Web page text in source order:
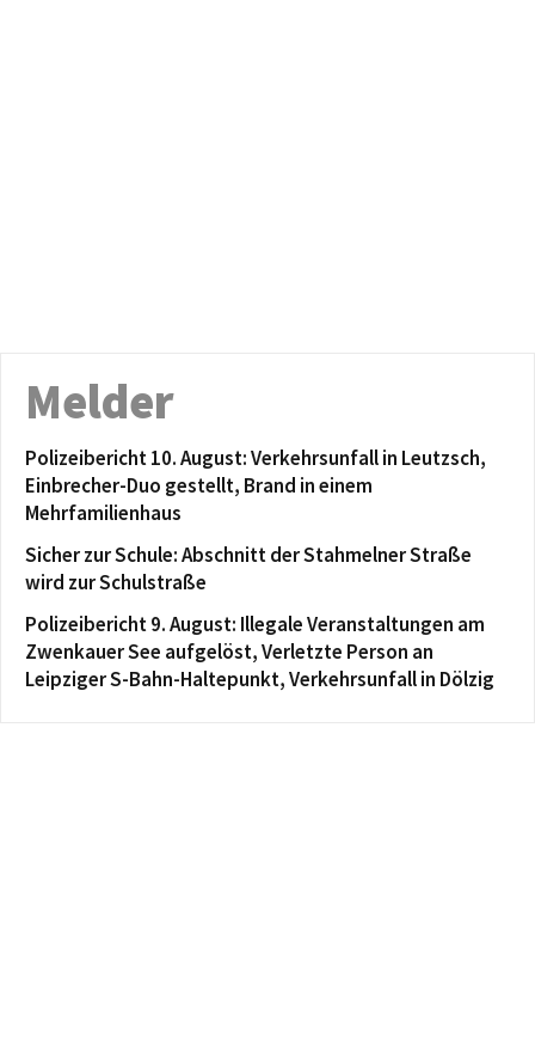
Melder
Polizeibericht 10. August: Verkehrsunfall in Leutzsch,
Einbrecher-Duo gestellt, Brand in einem
Mehrfamilienhaus
Sicher zur Schule: Abschnitt der Stahmelner Straße
wird zur Schulstraße
Polizeibericht 9. August: Illegale Veranstaltungen am
Zwenkauer See aufgelöst, Verletzte Person an
Leipziger S-Bahn-Haltepunkt, Verkehrsunfall in Dölzig